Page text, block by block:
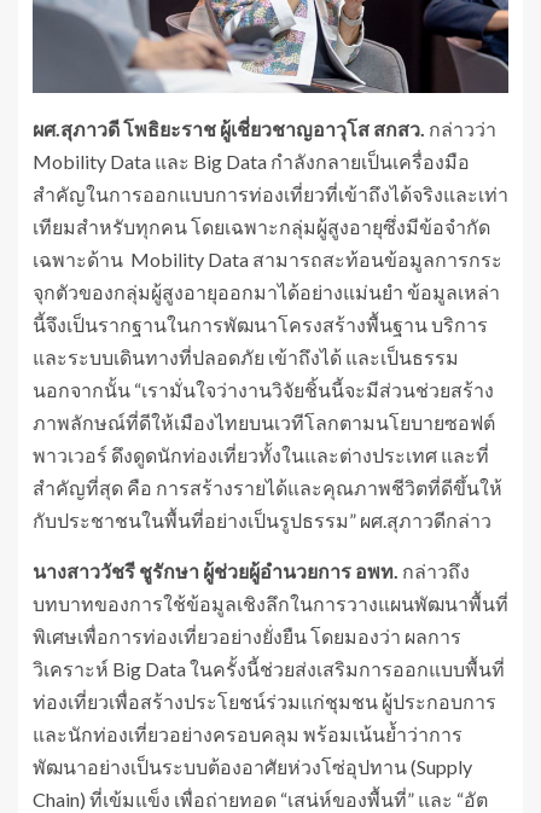
ผศ.สุภาวดี โพธิยะราช ผู้เชี่ยวชาญอาวุโส สกสว. กล่าวว่า
Mobility Data และ Big Data กำลังกลายเป็นเครื่องมือ
สำคัญในการออกแบบการท่องเที่ยวที่เข้าถึงได้จริงและเท่า
เทียมสำหรับทุกคน โดยเฉพาะกลุ่มผู้สูงอายุซึ่งมีข้อจำกัด
เฉพาะด้าน Mobility Data สามารถสะท้อนข้อมูลการกระ
จุกตัวของกลุ่มผู้สูงอายุออกมาได้อย่างแม่นยำ ข้อมูลเหล่า
นี้จึงเป็นรากฐานในการพัฒนาโครงสร้างพื้นฐาน บริการ
และระบบเดินทางที่ปลอดภัย เข้าถึงได้ และเป็นธรรม
นอกจากนั้น “เรามั่นใจว่างานวิจัยชิ้นนี้จะมีส่วนช่วยสร้าง
ภาพลักษณ์ที่ดีให้เมืองไทยบนเวทีโลกตามนโยบายซอฟต์
พาวเวอร์ ดึงดูดนักท่องเที่ยวทั้งในและต่างประเทศ และที่
สำคัญที่สุด คือ การสร้างรายได้และคุณภาพชีวิตที่ดีขึ้นให้
กับประชาชนในพื้นที่อย่างเป็นรูปธรรม” ผศ.สุภาวดีกล่าว
นางสาววัชรี ชูรักษา ผู้ช่วยผู้อำนวยการ อพท. กล่าวถึง
บทบาทของการใช้ข้อมูลเชิงลึกในการวางแผนพัฒนาพื้นที่
พิเศษเพื่อการท่องเที่ยวอย่างยั่งยืน โดยมองว่า ผลการ
วิเคราะห์ Big Data ในครั้งนี้ช่วยส่งเสริมการออกแบบพื้นที่
ท่องเที่ยวเพื่อสร้างประโยชน์ร่วมแก่ชุมชน ผู้ประกอบการ
และนักท่องเที่ยวอย่างครอบคลุม พร้อมเน้นย้ำว่าการ
พัฒนาอย่างเป็นระบบต้องอาศัยห่วงโซ่อุปทาน (Supply
Chain) ที่เข้มแข็ง เพื่อถ่ายทอด “เสน่ห์ของพื้นที่” และ “อัต